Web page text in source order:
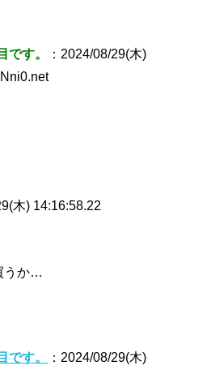
です。
：2024/08/29(木)
木) 14:16:58.22
うか…
です。
：2024/08/29(木)